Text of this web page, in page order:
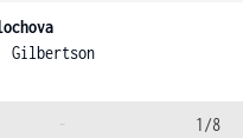
Gilbertson
- 1/8